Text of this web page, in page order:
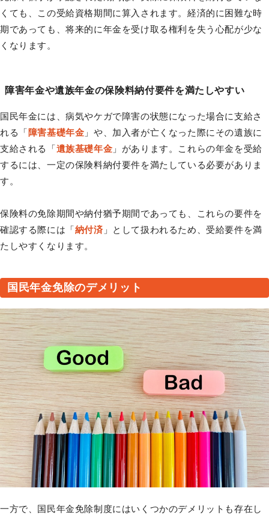
くても、この受給資格期間に算入されます。経済的に困難な時
期であっても、将来的に年金を受け取る権利を失う心配が少な
くなります。
障害年金や遺族年金の保険料納付要件を満たしやすい
国民年金には、病気やケガで障害の状態になった場合に支給さ
れる「 障害基礎年金 」や、加入者が亡くなった際にその遺族に
支給される「遺族基礎年金 」があります。これらの年金を受給
するには、一定の保険料納付要件を満たしている必要がありま
す。
保険料の免除期間や納付猶予期間であっても、これらの要件を
確認する際には「納付済」として扱われるため、受給要件を満
たしやすくなります。
国民年金免除のデメリット
一方で、国民年金免除制度にはいくつかのデメリットも存在し